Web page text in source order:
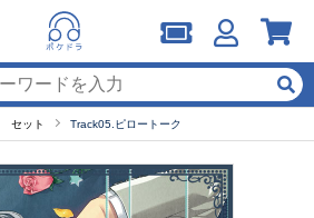
セット Track05.ピロートーク